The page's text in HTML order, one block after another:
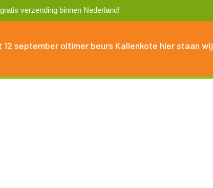
verzending binnen Nederland!
12 september oltimer beurs Kallenkote hier staan wij